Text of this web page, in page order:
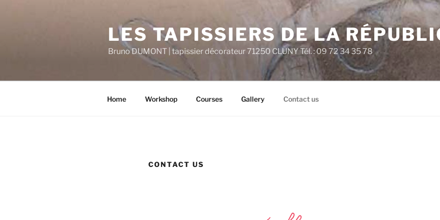
LES TAPISSIERS DE LA
Bruno DUMONT | tapissier décorateur 71250 CLUNY Tél. : 09 72 34 35 78
Home Workshop Courses Gallery Contact us
CONTACT US